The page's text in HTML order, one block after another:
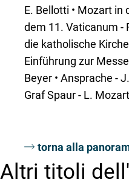
E. Bellotti • Mozart in
dem 11. Vaticanum -
die katholische
Einführung zur
Beyer • Ansprache -
Graf Spaur - L. Mozart
torna alla
Altri titoli